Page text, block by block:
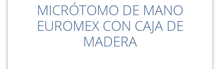
MICRÓTOMO DE MANO
EUROMEX CON CAJA DE
MADERA